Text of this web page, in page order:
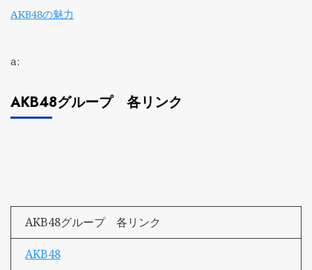
AKB48の魅力
a:
AKB48グループ 各リンク
AKB48グループ 各リンク
AKB48